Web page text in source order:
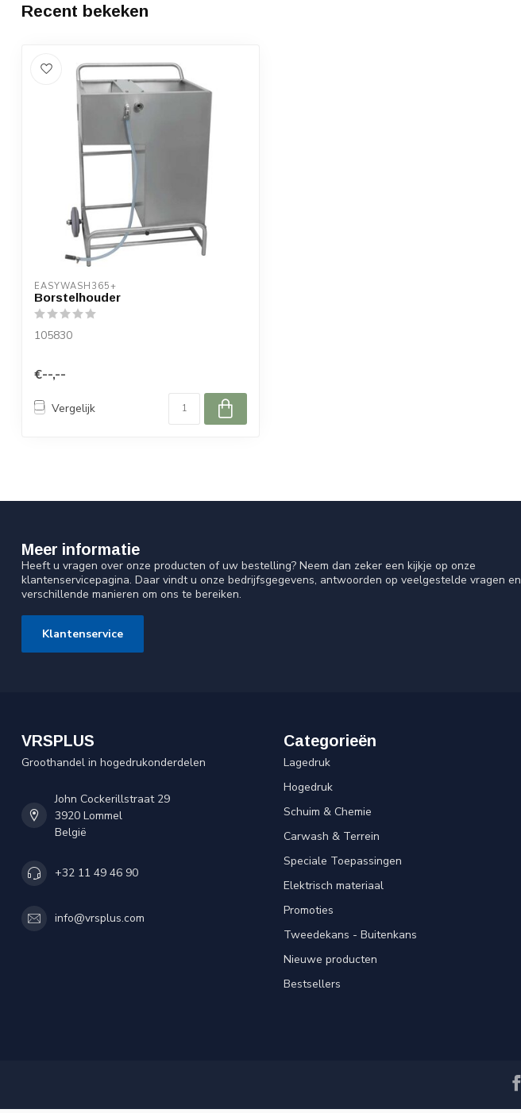
Recent bekeken
EASYWASH365+
Borstelhouder
105830
€--,--
Vergelijk
Meer informatie
Heeft u vragen over onze producten of uw bestelling? Neem dan zeker een kijkje op onze
klantenservicepagina. Daar vindt u onze bedrijfsgegevens, antwoorden op veelgestelde vragen en
verschillende manieren om ons te bereiken.
Klantenservice
VRSPLUS
Groothandel in hogedrukonderdelen
John Cockerillstraat 29
3920 Lommel
België
+32 11 49 46 90
info@vrsplus.com
Categorieën
Lagedruk
Hogedruk
Schuim & Chemie
Carwash & Terrein
Speciale Toepassingen
Elektrisch materiaal
Promoties
Tweedekans - Buitenkans
Nieuwe producten
Bestsellers